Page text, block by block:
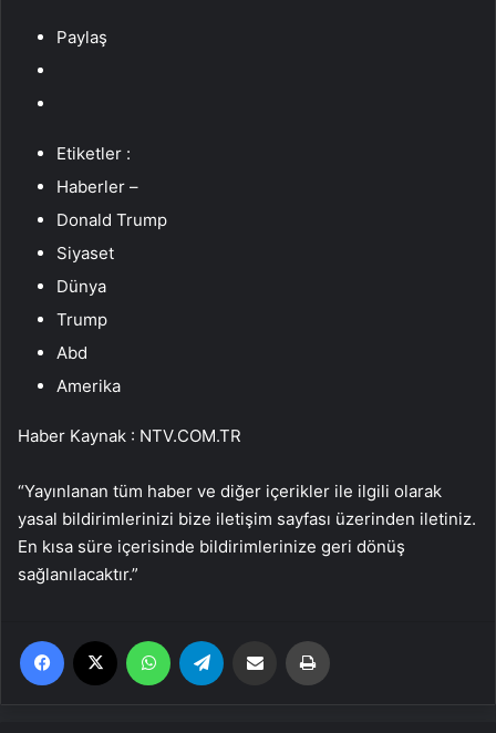
Paylaş
Etiketler :
Haberler –
Donald Trump
Siyaset
Dünya
Trump
Abd
Amerika
Haber Kaynak : NTV.COM.TR
“Yayınlanan tüm haber ve diğer içerikler ile ilgili olarak
yasal bildirimlerinizi bize iletişim sayfası üzerinden iletiniz.
En kısa süre içerisinde bildirimlerinize geri dönüş
sağlanılacaktır.”
Facebook WhatsApp Email'den paylaş